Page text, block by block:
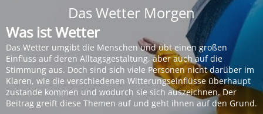
Das Wetter Morgen
Was ist Wetter
Das Wetter umgibt die Menschen und übt einen großen
Einfluss auf deren Alltagsgestaltung, aber auch auf die
Stimmung aus. Doch sind sich viele Personen nicht darüber im
Klaren, wie die verschiedenen Witterungseinflüsse überhaupt
zustande kommen und wodurch sie sich auszeichnen. Der
Beitrag greift diese Themen auf und geht ihnen auf den Grund.